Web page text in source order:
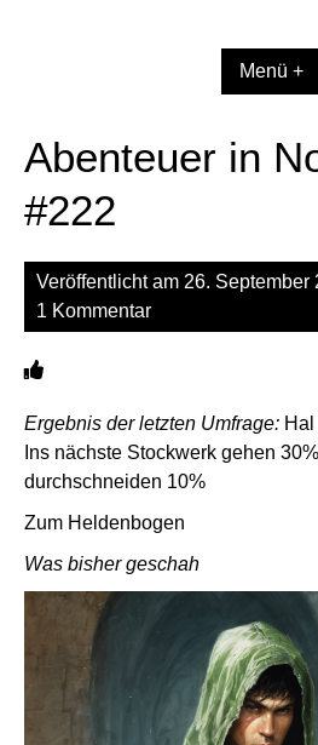
Menü +
Abenteuer in
#222
Veröffentlicht am 26. September
1 Kommentar
Ergebnis der letzten Umfrage:
Ins nächste Stockwerk gehen
durchschneiden 10%
Zum Heldenbogen
Was bisher geschah